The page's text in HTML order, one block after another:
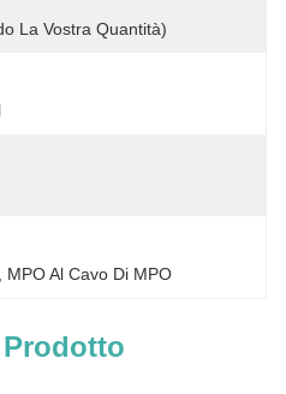
La Vostra Quantità)
MPO Al Cavo Di MPO